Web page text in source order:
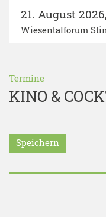
21. August 2026,
Wiesentalforum
Termine
KINO &
Speichern